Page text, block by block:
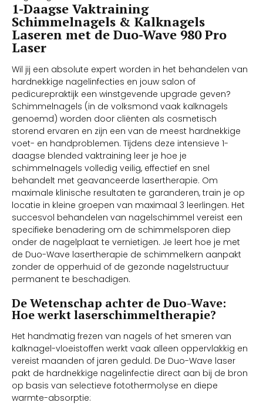
1-Daagse Vaktraining
Schimmelnagels & Kalknagels
Laseren met de Duo-Wave 980 Pro
Laser
Wil jij een absolute expert worden in het behandelen van
hardnekkige nagelinfecties en jouw salon of
pedicurepraktijk een winstgevende upgrade geven?
Schimmelnagels (in de volksmond vaak kalknagels
genoemd) worden door cliënten als cosmetisch
storend ervaren en zijn een van de meest hardnekkige
voet- en handproblemen. Tijdens deze intensieve 1-
daagse blended vaktraining leer je hoe je
schimmelnagels volledig veilig, effectief en snel
behandelt met geavanceerde lasertherapie. Om
maximale klinische resultaten te garanderen, train je op
locatie in kleine groepen van maximaal 3 leerlingen. Het
succesvol behandelen van nagelschimmel vereist een
specifieke benadering om de schimmelsporen diep
onder de nagelplaat te vernietigen. Je leert hoe je met
de Duo-Wave lasertherapie de schimmelkern aanpakt
zonder de opperhuid of de gezonde nagelstructuur
permanent te beschadigen.
De Wetenschap achter de Duo-Wave:
Hoe werkt laserschimmeltherapie?
Het handmatig frezen van nagels of het smeren van
kalknagel-vloeistoffen werkt vaak alleen oppervlakkig en
vereist maanden of jaren geduld. De Duo-Wave laser
pakt de hardnekkige nagelinfectie direct aan bij de bron
op basis van selectieve fotothermolyse en diepe
warmte-absorptie: